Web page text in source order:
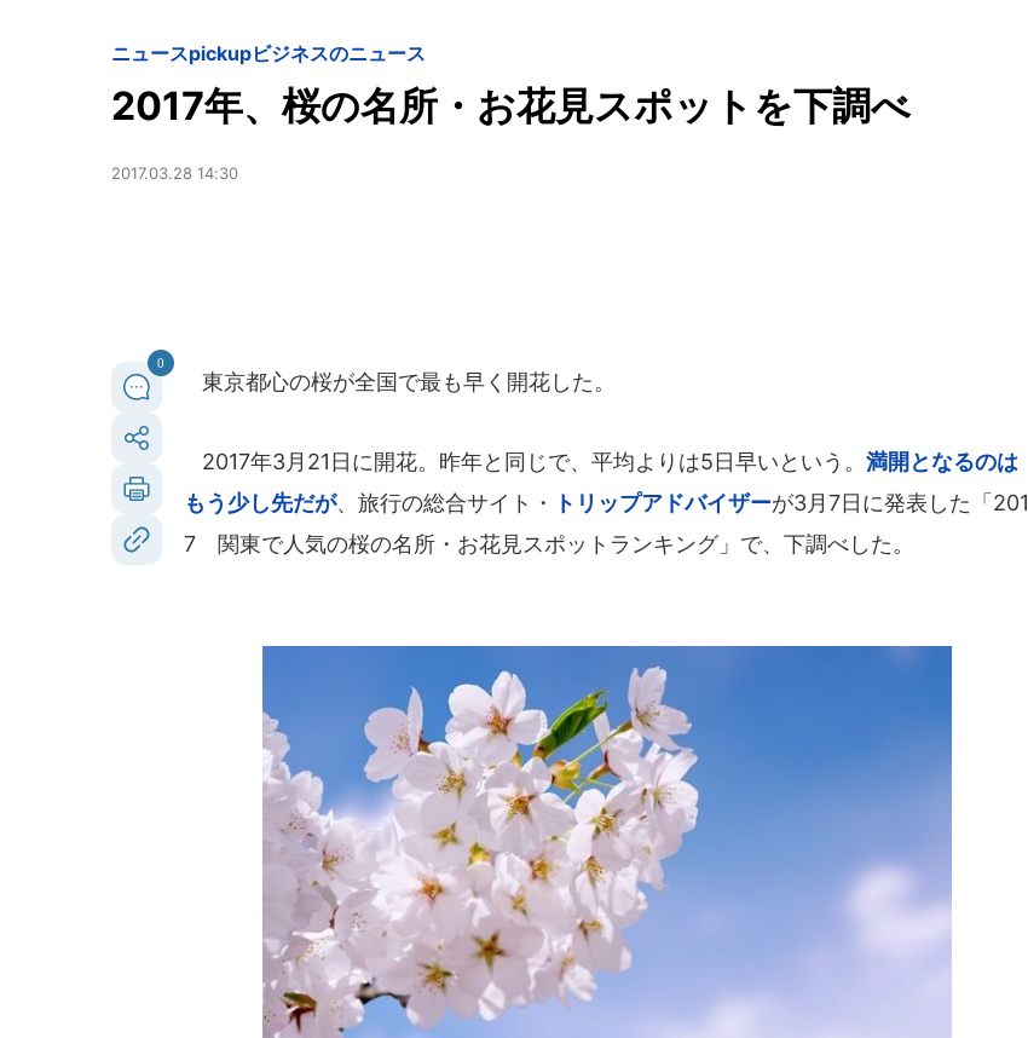
ニュースpickupビジネスのニュース
2017年、桜の名所・お花見スポットを下調べ
2017.03.28 14:30
0
東京都心の桜が全国で最も早く開花した。
2017年3月21日に開花。昨年と同じで、平均よりは5日早いという。 満開となるのは
もう少し先だが、旅行の総合サイト・ トリップアドバイザーが3月7日に発表した「201
7 関東で人気の桜の名所・お花見スポットランキング」で、下調べした。